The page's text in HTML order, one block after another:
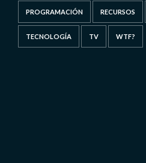
PROGRAMACIÓN RECURSOS
TECNOLOGÍA TV WTF?